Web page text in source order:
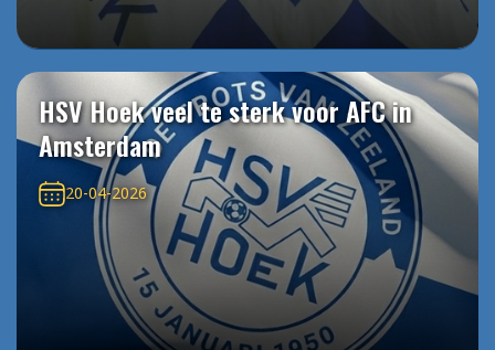
HSV Hoek veel te sterk voor AFC in
Amsterdam
20-04-2026